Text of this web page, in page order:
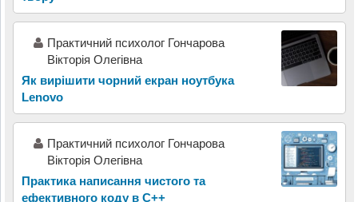
Практичний психолог Гончарова
Вікторія Олегівна
Як вирішити чорний екран ноутбука
Lenovo
Практичний психолог Гончарова
Вікторія Олегівна
Практика написання чистого та
ефективного коду в C++